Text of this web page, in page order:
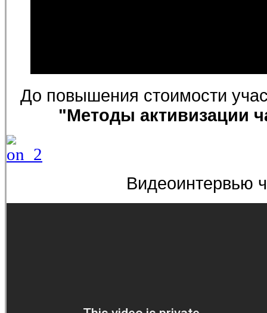
До повышения стоимости
"Методы активизации
Видеоинтервью